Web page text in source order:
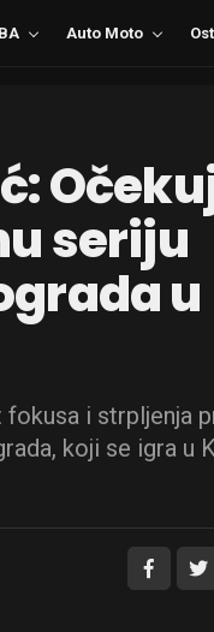
Auto Moto
seriju
u
i strpljenja
koji se igra u